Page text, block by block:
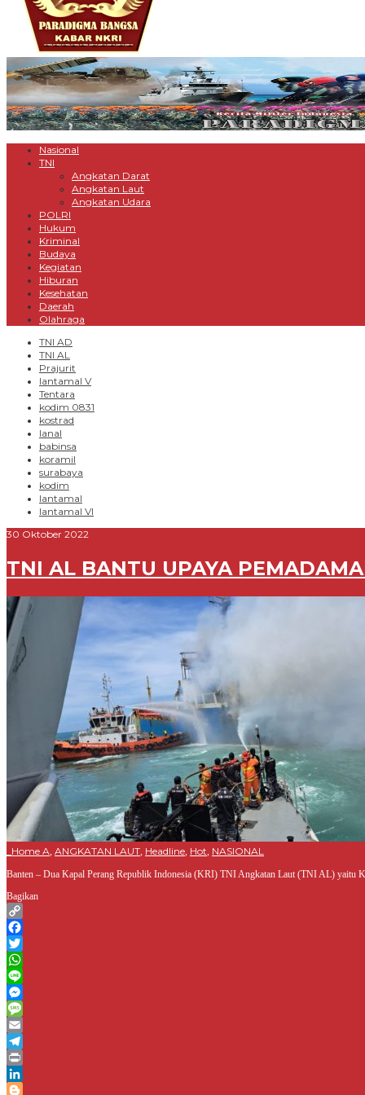
Nasional
TNI
Angkatan Darat
Angkatan Laut
Angkatan Udara
POLRI
Hukum
Kriminal
Budaya
Kegiatan
Hiburan
Kesehatan
Daerah
Olahraga
TNI AD
TNI AL
Prajurit
lantamal V
Tentara
kodim 0831
kostrad
lanal
babinsa
koramil
surabaya
kodim
lantamal
lantamal VI
30 Oktober 2022
TNI AL BANTU UPAYA
_Home A, ANGKATAN LAUT, Headline, Hot, NASIONAL
Banten – Dua Kapal Perang Republik Indonesia (KRI) TNI Angkatan Laut (TNI AL) yaitu
Bagikan
Copy
Link
Facebook
Twitter
WhatsApp
Line
Messenger
Message
Email
Telegram
Print
LinkedIn